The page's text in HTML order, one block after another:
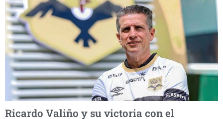
Ricardo Valiño y su victoria con el